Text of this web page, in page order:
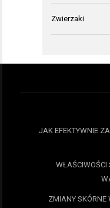
Zwierzaki
JAK EFEKTYWNIE
WŁAŚCIWOŚCI
ZMIANY SKÓRNE